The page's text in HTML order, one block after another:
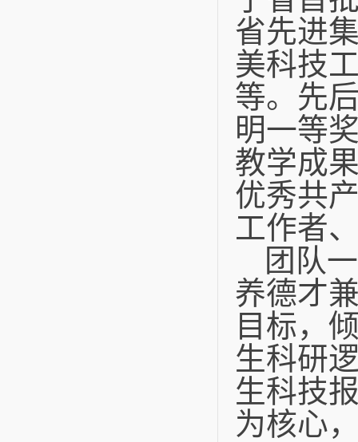
省先进
美科技
等。先
明一等
教学成
优秀共
工作者
团队
养德才
目标，
生科研
生科技
为核心